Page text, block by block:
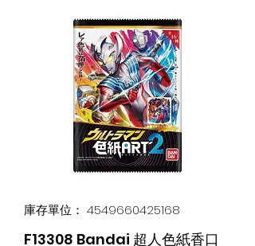
庫存單位： 4549660425168
F13308 Bandai 超人色紙香口